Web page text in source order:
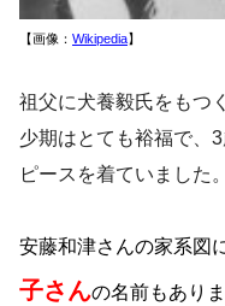
【画像： Wikipedia】
祖父に犬養毅氏をもつ
少期はとても裕福で、
ピースを着ていました。
安藤和津さんの家系図
子さんの名前もありま